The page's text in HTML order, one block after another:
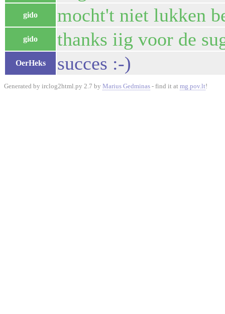
gido mocht't niet lukken
gido thanks iig voor de
OerHeks succes :-)
Generated by irclog2html.py 2.7 by Marius Gedminas - find it at mg.pov.lt!